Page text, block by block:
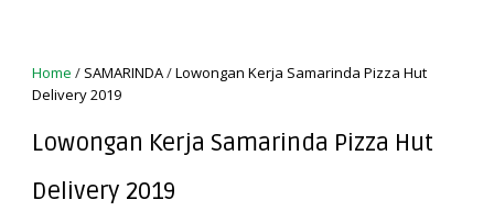
Home / SAMARINDA/Lowongan Kerja Samarinda Pizza Hut
Delivery 2019
Lowongan Kerja Samarinda Pizza Hut
Delivery 2019